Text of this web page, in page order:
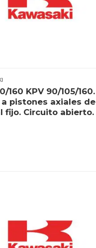
160 KPV 90/105/160.
pistones axiales de
fijo. Circuito abierto.